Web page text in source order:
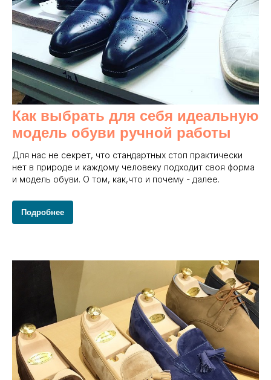
Как выбрать для себя идеальную
модель обуви ручной работы
Для нас не секрет, что стандартных стоп практически
нет в природе и каждому человеку подходит своя форма
и модель обуви. О том, как,что и почему - далее.
Подробнее